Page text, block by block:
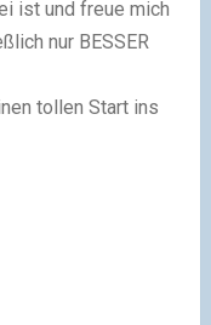
ist und freue mich
nur BESSER
tollen Start ins